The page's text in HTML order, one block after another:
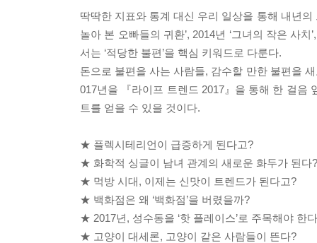
딱딱한 지표와 통계 대신 우리 일상을 통해 내년
놀아 본 오빠들의 귀환’, 2014년 ‘그녀의 작은 사
서는 ‘적당한 불편’을 핵심 키워드로 다룬다.
돈으로 불편을 사는 사람들, 감수할 만한 불편을
017년을 『라이프 트렌드 2017』을 통해 한 걸음
트를 얻을 수 있을 것이다.
★ 플렉시테리언이 급증하게 된다고?
★ 화학적 싱글이 남녀 관계의 새로운 화두가 된다?
★ 먹방 시대, 이제는 신맛이 트렌드가 된다고?
★ 백화점은 왜 ‘백화점’을 버렸을까?
★ 2017년, 성수동을 ‘핫 플레이스’로 주목해야 한
★ 고양이 대세론, 고양이 같은 사람들이 뜬다?